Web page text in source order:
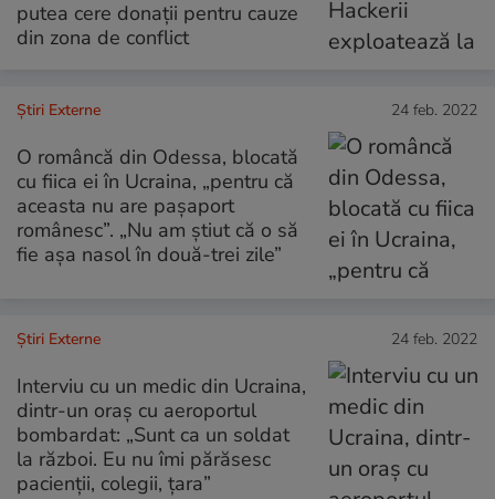
putea cere donații pentru cauze
din zona de conflict
Știri Externe 24 feb. 2022
O româncă din Odessa, blocată
cu fiica ei în Ucraina, „pentru că
aceasta nu are pașaport
românesc”. „Nu am știut că o să
fie așa nasol în două-trei zile”
Știri Externe 24 feb. 2022
Interviu cu un medic din Ucraina,
dintr-un oraș cu aeroportul
bombardat: „Sunt ca un soldat
la război. Eu nu îmi părăsesc
pacienții, colegii, țara”